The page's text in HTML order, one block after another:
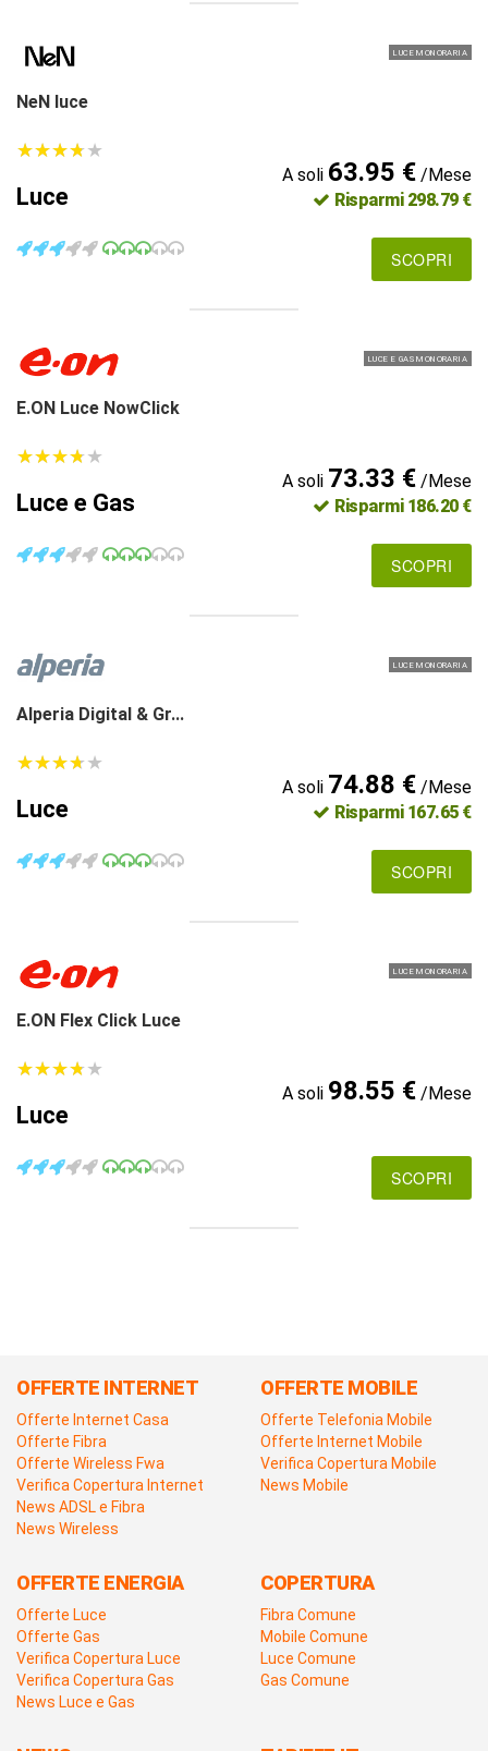
LUCE MONORARIA
NeN luce
★★★★★
★★★★★
Luce
A soli 63.95 €/Mese
Risparmi 298.79 €
SCOPRI
LUCE E GAS MONORARIA
E.ON Luce NowClick
★★★★★
★★★★★
Luce e Gas
A soli 73.33 €/Mese
Risparmi 186.20 €
SCOPRI
LUCE MONORARIA
Alperia Digital & Gr...
★★★★★
★★★★★
Luce
A soli 74.88 €/Mese
Risparmi 167.65 €
SCOPRI
LUCE MONORARIA
E.ON Flex Click Luce
★★★★★
★★★★★
Luce
A soli 98.55 €/Mese
SCOPRI
OFFERTE INTERNET
Offerte Internet Casa
Offerte Fibra
Offerte Wireless Fwa
Verifica Copertura Internet
News ADSL e Fibra
News Wireless
OFFERTE MOBILE
Offerte Telefonia Mobile
Offerte Internet Mobile
Verifica Copertura Mobile
News Mobile
OFFERTE ENERGIA
Offerte Luce
Offerte Gas
Verifica Copertura Luce
Verifica Copertura Gas
News Luce e Gas
COPERTURA
Fibra Comune
Mobile Comune
Luce Comune
Gas Comune